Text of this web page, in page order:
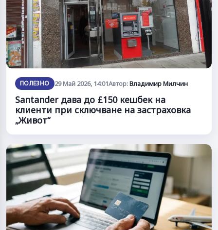
ПОЛЕЗНО 29 Май 2026, 14:01Автор:Владимир Милчин
Santander дава до £150 кешбек на
клиенти при сключване на застраховка
„Живот“